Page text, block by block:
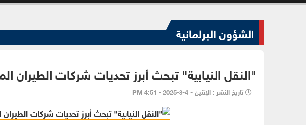
الشؤون البرلمانية
"النقل النيابية" تبحث أبرز تحديات شركات الطيران
تاريخ النشر : الإثنين - 4-8-2025 - 4:51 PM